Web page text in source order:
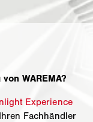
WAREMA?
Experience
Fachhändler